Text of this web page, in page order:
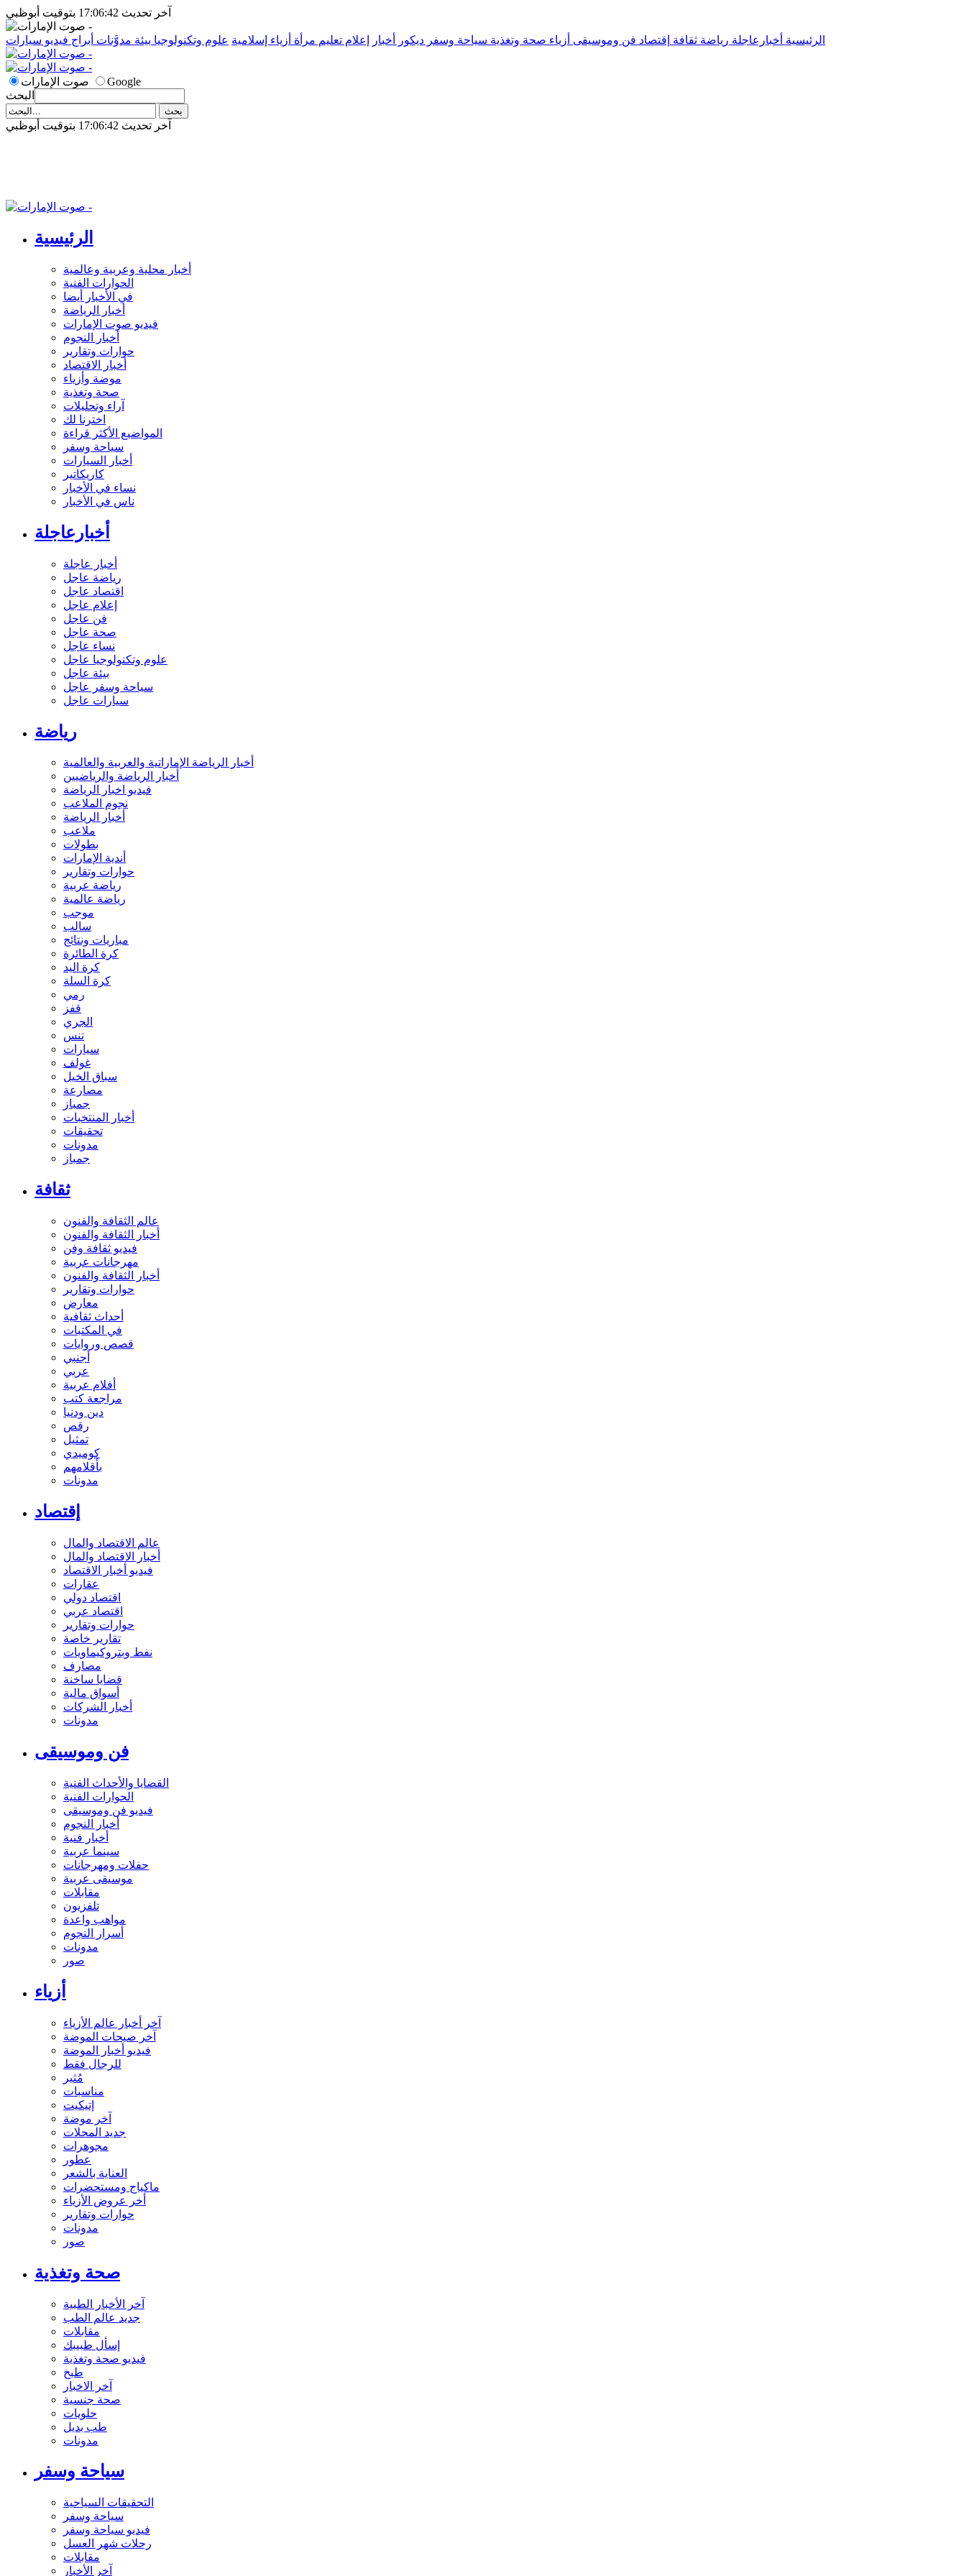
آخر تحديث 17:06:42 بتوقيت أبوظبي
الرئيسية أخبارعاجلة رياضة ثقافة إقتصاد فن وموسيقى أزياء صحة وتغذية سياحة وسفر ديكور أخبار إعلام تعليم مرأة أزياء إسلامية علوم وتكنولوجيا بيئة مدوَّنات أبراج فيديو سيارات
صوت الإمارات
Google
البحث
آخر تحديث 17:06:42 بتوقيت أبوظبي
الرئيسية
أخبار محلية وعربية وعالمية
الحوارات الفنية
في الأخبار أيضا
أخبار الرياضة
فيديو صوت الإمارات
أخبار النجوم
حوارات وتقارير
أخبار الاقتصاد
موضة وأزياء
صحة وتغذية
آراء وتحليلات
اخترنا لك
المواضيع الأكثر قراءة
سياحة وسفر
أخبار السيارات
كاريكاتير
نساء في الأخبار
ناس في الأخبار
أخبارعاجلة
أخبار عاجلة
رياضة عاجل
اقتصاد عاجل
إعلام عاجل
فن عاجل
صحة عاجل
نساء عاجل
علوم وتكنولوجيا عاجل
بيئة عاجل
سياحة وسفر عاجل
سيارات عاجل
رياضة
أخبار الرياضة الإماراتية والعربية والعالمية
أخبار الرياضة والرياضيين
فيديو اخبار الرياضة
نجوم الملاعب
أخبار الرياضة
ملاعب
بطولات
أندية الإمارات
حوارات وتقارير
رياضة عربية
رياضة عالمية
موجب
سالب
مباريات ونتائج
كرة الطائرة
كرة اليد
كرة السلة
رمي
قفز
الجري
تنس
سيارات
غولف
سباق الخيل
مصارعة
جمباز
أخبار المنتخبات
تحقيقات
مدونات
جمباز
ثقافة
عالم الثقافة والفنون
أخبار الثقافة والفنون
فيديو ثقافة وفن
مهرجانات عربية
أخبار الثقافة والفنون
حوارات وتقارير
معارض
أحداث ثقافية
في المكتبات
قصص وروايات
أجنبي
عربي
أفلام عربية
مراجعة كتب
دين ودنيا
رقص
تمثيل
كوميدي
بأقلامهم
مدونات
إقتصاد
عالم الاقتصاد والمال
أخبار الاقتصاد والمال
فيديو أخبار الاقتصاد
عقارات
اقتصاد دولي
اقتصاد عربي
حوارات وتقارير
تقارير خاصة
نفط وبتروكيماويات
مصارف
قضايا ساخنة
أسواق مالية
أخبار الشركات
مدونات
فن وموسيقى
القضايا والأحداث الفنية
الحوارات الفنية
فيديو فن وموسيقى
أخبار النجوم
أخبار فنية
سينما عربية
حفلات ومهرجانات
موسيقى عربية
مقابلات
تلفزيون
مواهب واعدة
أسرار النجوم
مدونات
صور
أزياء
آخر أخبار عالم الأزياء
آخر صيحات الموضة
فيديو أخبار الموضة
للرجال فقط
مُثير
مناسبات
إتيكيت
آخر موضة
جديد المحلات
مجوهرات
عطور
العناية بالشعر
ماكياج ومستحضرات
أخر عروض الأزياء
حوارات وتقارير
مدونات
صور
صحة وتغذية
آخر الأخبار الطبية
جديد عالم الطب
مقابلات
إسأل طبيبك
فيديو صحة وتغذية
طبخ
آخر الاخبار
صحة جنسية
حلويات
طب بديل
مدونات
سياحة وسفر
التحقيقات السياحية
سياحة وسفر
فيديو سياحة وسفر
رحلات شهر العسل
مقابلات
آخر الأخبار